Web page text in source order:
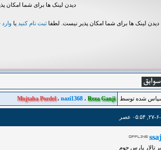
دیدن لینک ها برای شما امکان
دیدن لینک ها برای شما امکان پذیر نیست. لطفا ثبت نام کنید یا
شده توسط Reza Ganji ، nazi1368 ،Mojtaba Pordel
۰۵:۵۴ عصر
تالار پارس جوم